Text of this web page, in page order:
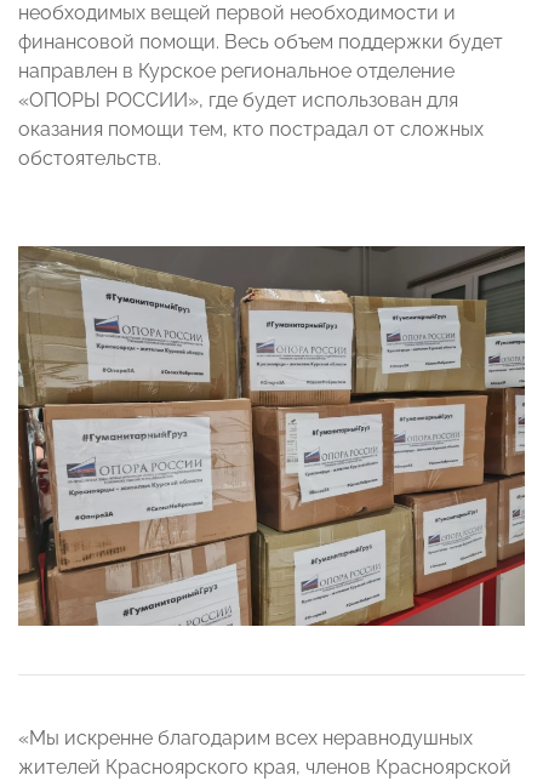
необходимых вещей первой необходимости и
финансовой помощи. Весь объем поддержки будет
направлен в Курское региональное отделение
«ОПОРЫ РОССИИ», где будет использован для
оказания помощи тем, кто пострадал от сложных
обстоятельств.
«Мы искренне благодарим всех неравнодушных
жителей Красноярского края, членов Красноярской